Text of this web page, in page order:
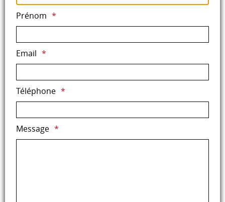
Prénom
Email
Téléphone
Message